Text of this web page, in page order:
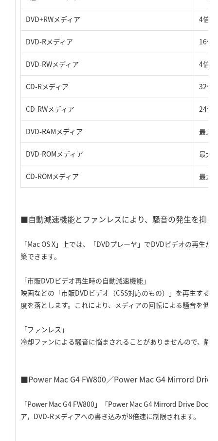
DVD+RWメディア 4倍
DVD-Rメディア 16倍
DVD-RWメディア 4倍
CD-Rメディア 32倍
CD-RWメディア 24倍
DVD-RAMメディア 最大
DVD-ROMメディア 最大
CD-ROMメディア 最大
■自動減速機能とファンレスにより、騒音の発生を抑え
「Mac OS X」上では、「DVDプレーヤ」でDVDビデオの再生
築できます。
「市販DVDビデオ再生時の自動減速機能」
映画などの「市販DVDビデオ（CSS対応のもの）」を再生する
度を落とします。これにより、メディアの回転による騒音を低
「ファンレス」
冷却ファンによる騒音に悩まされることがありませんので、静
■Power Mac G4 FW800／Power Mac G4 Mirrord Drive
「Power Mac G4 FW800」「Power Mac G4 Mirrord Drive
ア，DVD-Rメディアへの書き込みが8倍速に制限されます。